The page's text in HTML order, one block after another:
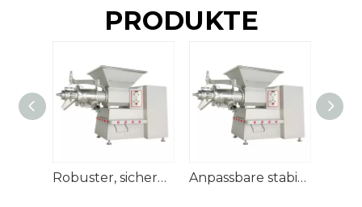
PRODUKTE
Robuster, sicherer kommerzieller Hähnchenfleisch-Trenner Anpassbare stabile Geflügelzerlegungsmaschine für die Fleischverarbeitung